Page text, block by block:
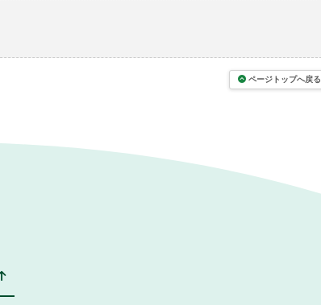
ページトップへ戻る